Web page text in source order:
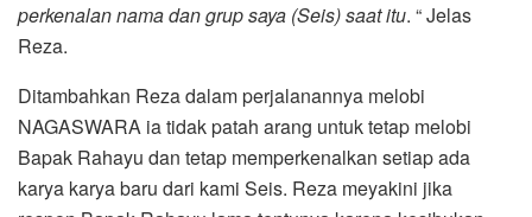
perkenalan nama dan grup saya (Seis) saat itu. “ Jelas
Reza.
Ditambahkan Reza dalam perjalanannya melobi
NAGASWARA ia tidak patah arang untuk tetap melobi
Bapak Rahayu dan tetap memperkenalkan setiap ada
karya karya baru dari kami Seis. Reza meyakini jika